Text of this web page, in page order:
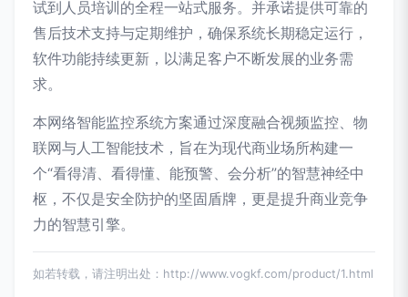
试到人员培训的全程一站式服务。并承诺提供可靠的
售后技术支持与定期维护，确保系统长期稳定运行，
软件功能持续更新，以满足客户不断发展的业务需
求。
本网络智能监控系统方案通过深度融合视频监控、物
联网与人工智能技术，旨在为现代商业场所构建一
个“看得清、看得懂、能预警、会分析”的智慧神经中
枢，不仅是安全防护的坚固盾牌，更是提升商业竞争
力的智慧引擎。
如若转载，请注明出处：http://www.vogkf.com/product/1.html